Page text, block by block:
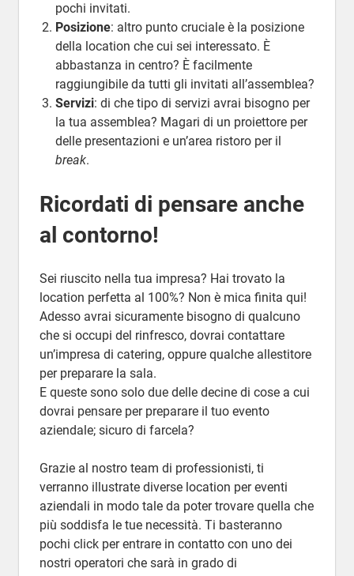
pochi invitati.
Posizione: altro punto cruciale è la posizione
della location che cui sei interessato. È
abbastanza in centro? È facilmente
raggiungibile da tutti gli invitati all’assemblea?
Servizi: di che tipo di servizi avrai bisogno per
la tua assemblea? Magari di un proiettore per
delle presentazioni e un’area ristoro per il
break.
Ricordati di pensare anche
al contorno!
Sei riuscito nella tua impresa? Hai trovato la
location perfetta al 100%? Non è mica finita qui!
Adesso avrai sicuramente bisogno di qualcuno
che si occupi del rinfresco, dovrai contattare
un’impresa di catering, oppure qualche allestitore
per preparare la sala.
E queste sono solo due delle decine di cose a cui
dovrai pensare per preparare il tuo evento
aziendale; sicuro di farcela?
Grazie al nostro team di professionisti, ti
verranno illustrate diverse location per eventi
aziendali in modo tale da poter trovare quella che
più soddisfa le tue necessità. Ti basteranno
pochi click per entrare in contatto con uno dei
nostri operatori che sarà in grado di